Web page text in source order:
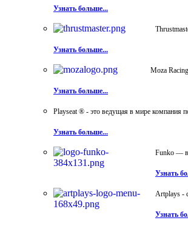
Узнать больше...
Узнать больше...
Moza
Узнать больше...
Playseat ® - это ведущая в мире компания
Узнать больше...
Funko —
Узнать
Artplays -
Узнать